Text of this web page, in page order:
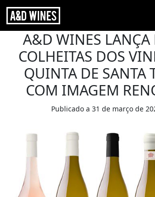
A&D WINES LANÇA
COLHEITAS DOS
QUINTA DE SANTA
COM IMAGEM
Publicado a 31 de março de